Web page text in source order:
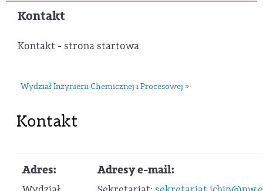
Kontakt
Kontakt - strona startowa
Wydział Inżynierii Chemicznej i Procesowej »
Kontakt
Adres: Adresy e-mail: